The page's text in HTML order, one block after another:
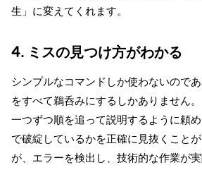
生」に変えてくれます。
4. ミスの見つけ方がわかる
シンプルなコマンドしか使わないので
をすべて鵜呑みにするしかありません
一つずつ順を追って説明するように頼
で破綻しているかを正確に見抜くこと
が、エラーを検出し、技術的な作業が